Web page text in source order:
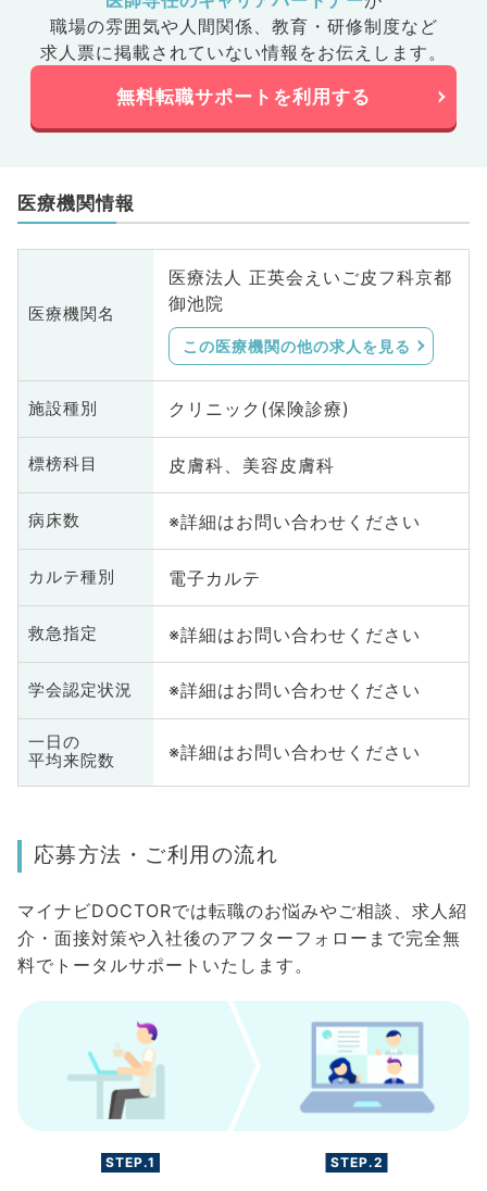
職場の雰囲気や人間関係、 教育・研修制度など
求人票に掲載されていない情報をお伝えします。
無料転職サポートを利用する
医療機関情報
医療機関名
医療法人 正英会えいご皮フ科京都
御池院
この医療機関の他の求人を見る
施設種別 クリニック(保険診療)
標榜科目 皮膚科、美容皮膚科
病床数 ※詳細はお問い合わせください
カルテ種別 電子カルテ
救急指定 ※詳細はお問い合わせください
学会認定状況 ※詳細はお問い合わせください
一日の
平均来院数
※詳細はお問い合わせください
応募方法・ご利用の流れ
マイナビDOCTORでは転職のお悩みやご相談、求人紹
介・面接対策や入社後のアフターフォローまで完全無
料でトータルサポートいたします。
STEP.1 STEP.2